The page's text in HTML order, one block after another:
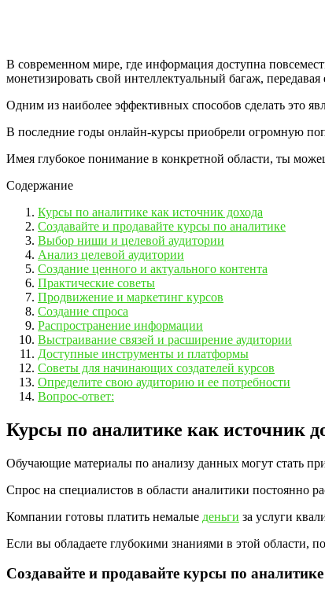
В современном мире, где информация доступна
монетизировать свой интеллектуальный багаж,
Одним из наиболее эффективных способов сделать это
В последние годы онлайн-курсы приобрели огромную
Имея глубокое понимание в конкретной области, ты
Содержание
Курсы по аналитике как источник дохода
Создавайте и продавайте курсы по аналитике
Выбор ниши и целевой аудитории
Анализ целевой аудитории
Создание ценного и актуального контента
Практические советы
Продвижение и маркетинг курсов
Создание спроса
Распространение информации
Выстраивание связей и расширение аудитории
Доступные инструменты и платформы
Советы для начинающих создателей курсов
Определите свою аудиторию и ее потребности
Вопрос-ответ:
Курсы по аналитике как источник
Обучающие материалы по анализу данных могут стать
Спрос на специалистов в области аналитики постоянно
Компании готовы платить немалые деньги за услуги
Если вы обладаете глубокими знаниями в этой области,
Создавайте и продавайте курсы по аналитике